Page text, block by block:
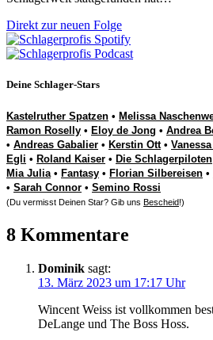
Direkt zur neuen Folge
Deine Schlager-Stars
Kastelruther Spatzen • Melissa
Ramon Roselly • Eloy de Jong • Andrea
• Andreas Gabalier • Kerstin Ott•
Egli • Roland Kaiser • Die Schlagerpiloten
Mia Julia• Fantasy • Florian Silbereisen •
• Sarah Connor • Semino Rossi
(Du vermisst Deinen Star? Gib uns Bescheid!)
8 Kommentare
Dominik sagt:
13. März 2023 um 17:17 Uhr
Wincent Weiss ist vollkommen
DeLange und The Boss Hoss.